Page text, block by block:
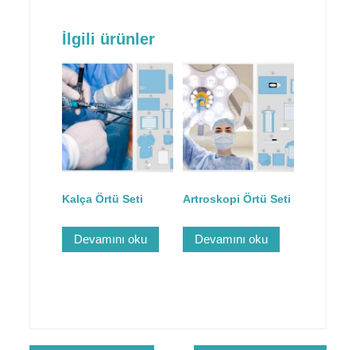
İlgili ürünler
Kalça Örtü Seti
Devamını oku
Artroskopi Örtü Seti
Devamını oku